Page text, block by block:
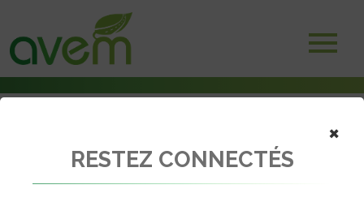
Equipementiers : batteries, contrôleurs, moteurs..
×
RESTEZ CONNECTÉS